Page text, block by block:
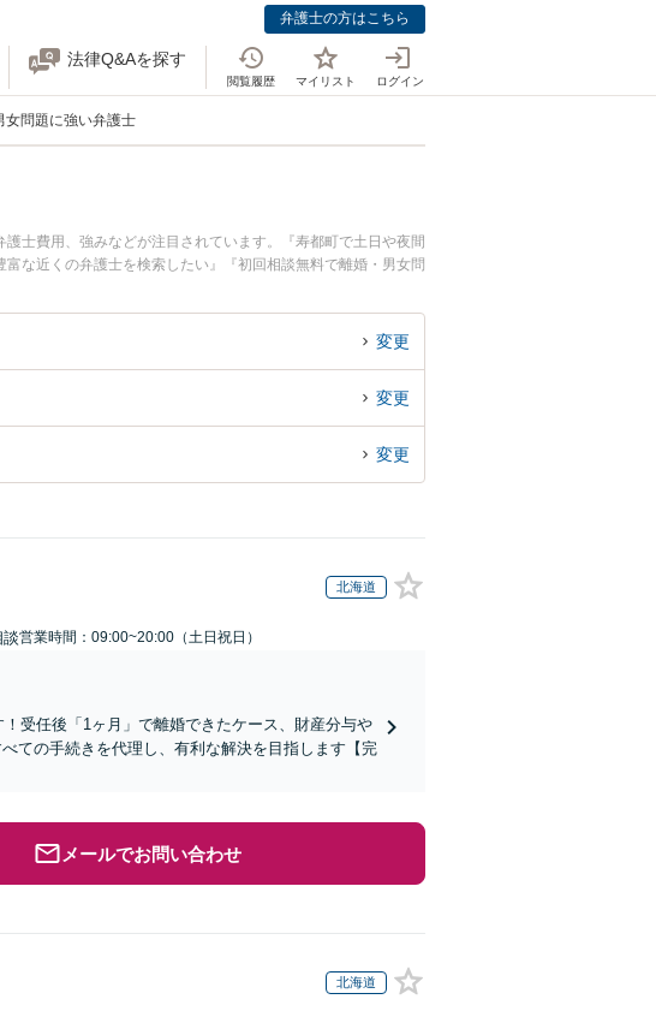
弁護士の方はこちら
法律Q&Aを探す
閲覧履歴 マイリスト ログイン
女問題に強い弁護士
士費用、強みなどが注目されています。『寿都町で土日や夜間
な近くの弁護士を検索したい』『初回相談無料で離婚・男女問
変更
変更
変更
北海道
営業時間：09:00~20:00（土日祝日）
受任後「1ヶ月」で離婚できたケース、財産分与や
ての手続きを代理し、有利な解決を目指します【完
メールでお問い合わせ
北海道